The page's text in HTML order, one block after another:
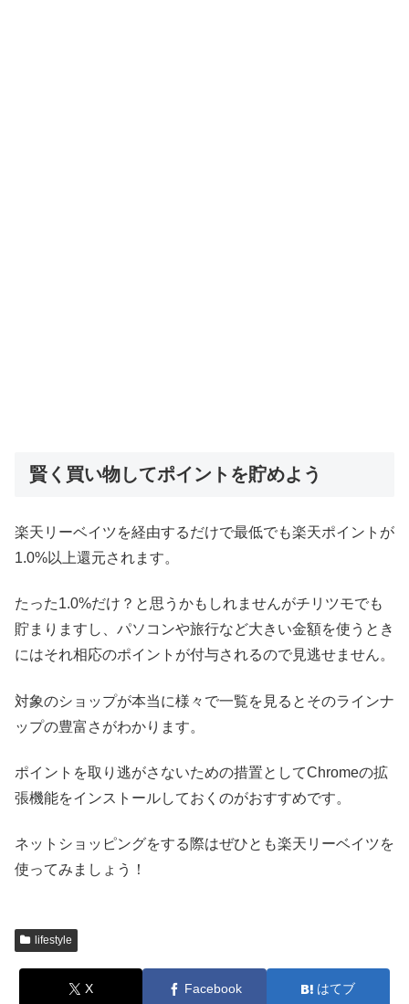
賢く買い物してポイントを貯めよう
楽天リーベイツを経由するだけで最低でも楽天ポイントが
1.0%以上還元されます。
たった1.0%だけ？と思うかもしれませんがチリツモでも
貯まりますし、パソコンや旅行など大きい金額を使うとき
にはそれ相応のポイントが付与されるので見逃せません。
対象のショップが本当に様々で一覧を見るとそのラインナ
ップの豊富さがわかります。
ポイントを取り逃がさないための措置としてChromeの拡
張機能をインストールしておくのがおすすめです。
ネットショッピングをする際はぜひとも楽天リーベイツを
使ってみましょう！
lifestyle
X Facebook はてブ